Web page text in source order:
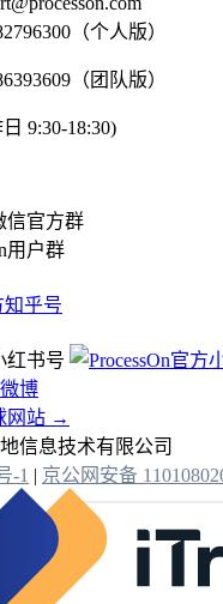
（个人版）
（团队版）
9:30-18:30)
用户群
网站 →
信息技术有限公司
-1 | 京公网安备